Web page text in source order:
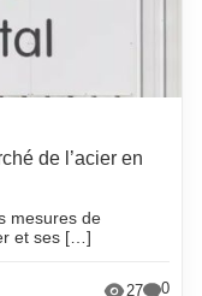
de l’acier en
mesures de
et ses […]
27 0